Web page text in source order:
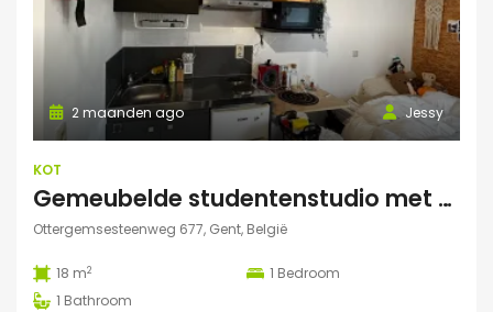
Jessy
2 maanden ago
KOT
Gemeubelde studentenstudio met privéparking op toplocatie nabij UZ Gent en UGent
Ottergemsesteenweg 677, Gent, België
18 m2 1 Bedroom
1 Bathroom